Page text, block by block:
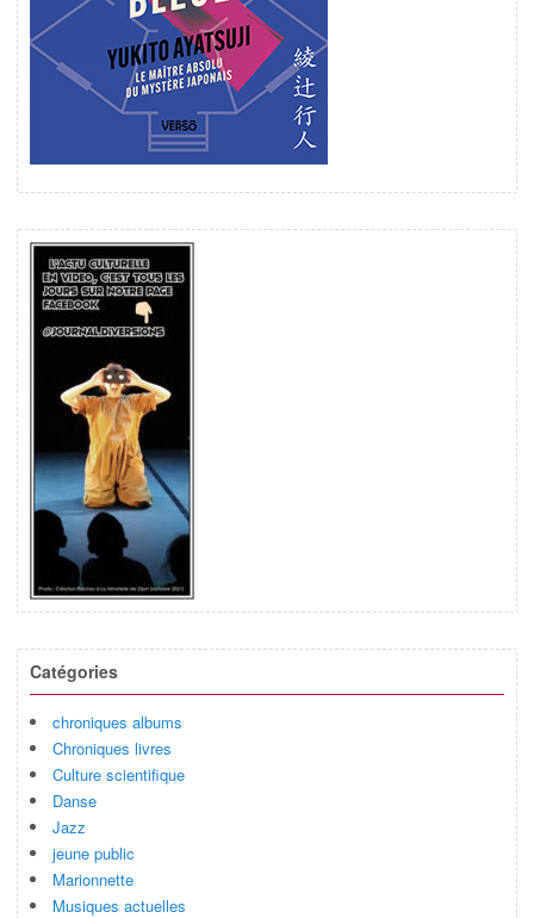
Catégories
chroniques albums
Chroniques livres
Culture scientifique
Danse
Jazz
jeune public
Marionnette
Musiques actuelles